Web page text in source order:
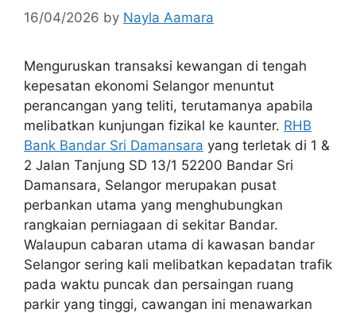
16/04/2026 by Nayla Aamara
Menguruskan transaksi kewangan di tengah
kepesatan ekonomi Selangor menuntut
perancangan yang teliti, terutamanya apabila
melibatkan kunjungan fizikal ke kaunter. RHB
Bank Bandar Sri Damansara yang terletak di 1 &
2 Jalan Tanjung SD 13/1 52200 Bandar Sri
Damansara, Selangor merupakan pusat
perbankan utama yang menghubungkan
rangkaian perniagaan di sekitar Bandar.
Walaupun cabaran utama di kawasan bandar
Selangor sering kali melibatkan kepadatan trafik
pada waktu puncak dan persaingan ruang
parkir yang tinggi, cawangan ini menawarkan